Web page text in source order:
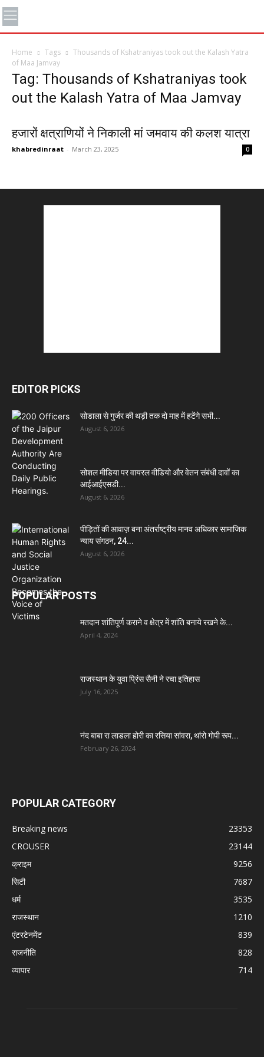
Home Tags
Thousands of Kshatraniyas took out the Kalash Yatra
of Maa Jamvay
Tag: Thousands of Kshatraniyas took
out the Kalash Yatra of Maa Jamvay
हजारों क्षत्राणियों ने निकाली मां जमवाय की कलश यात्रा
khabredinraat - March 23, 2025 0
EDITOR PICKS
सोडाला से गुर्जर की थड़ी तक दो माह में हटेंगे सभी...
August 6, 2026
सोशल मीडिया पर वायरल वीडियो और वेतन संबंधी दावों का
आईआईएसडी...
August 6, 2026
पीड़ितों की आवाज़ बना अंतर्राष्ट्रीय मानव अधिकार सामाजिक
न्याय संगठन, 24...
August 6, 2026
POPULAR POSTS
मतदान शांतिपूर्ण कराने व क्षेत्र में शांति बनाये रखने के...
April 4, 2024
राजस्थान के युवा प्रिंस सैनी ने रचा इतिहास
July 16, 2025
नंद बाबा रा लाडला होरी का रसिया सांवरा, थांरो गोपी रूप...
February 26, 2024
POPULAR CATEGORY
Breaking news
23353
CROUSER
23144
क्राइम
9256
सिटी
7687
धर्म
3535
राजस्थान
1210
एंटरटेनमेंट
839
राजनीति
828
व्यापार
714